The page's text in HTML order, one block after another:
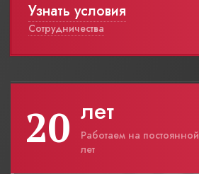
Узнать условия
Сотрудничества
20 лет
Работаем на
лет